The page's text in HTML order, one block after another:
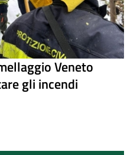
Veneto
gli incendi